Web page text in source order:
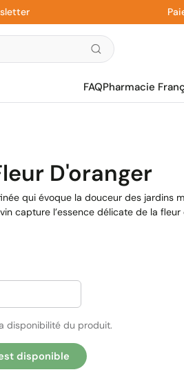
FAQPharmacie
D'oranger
qui évoque la douceur des jardins
capture l’essence délicate de la fleur
disponibilité du produit.
disponible